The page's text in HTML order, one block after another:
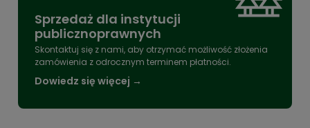
Sprzedaż dla instytucji
publicznoprawnych
Skontaktuj się z nami, aby otrzymać możliwość złożenia
zamówienia z odrocznym terminem płatności.
Dowiedz się więcej →